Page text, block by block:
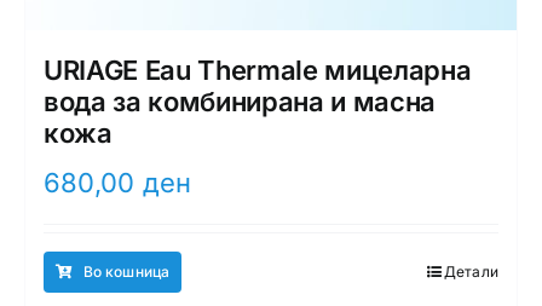
URIAGE Eau Thermale мицеларна
вода за комбинирана и масна
кожа
680,00 ден
Во кошница Детали